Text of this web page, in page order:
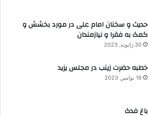
حدیث و سخنان امام علی در مورد بخشش و
کمک به فقرا و نیازمندان
30 ژانویه, 2023
خطبه حضرت زینب در مجلس یزید
16 نوامبر, 2023
باغ فدک